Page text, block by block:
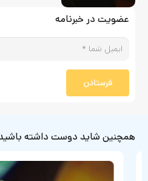
عضویت در خبرنامه
فرستادن
همچنین شاید دوست داشته